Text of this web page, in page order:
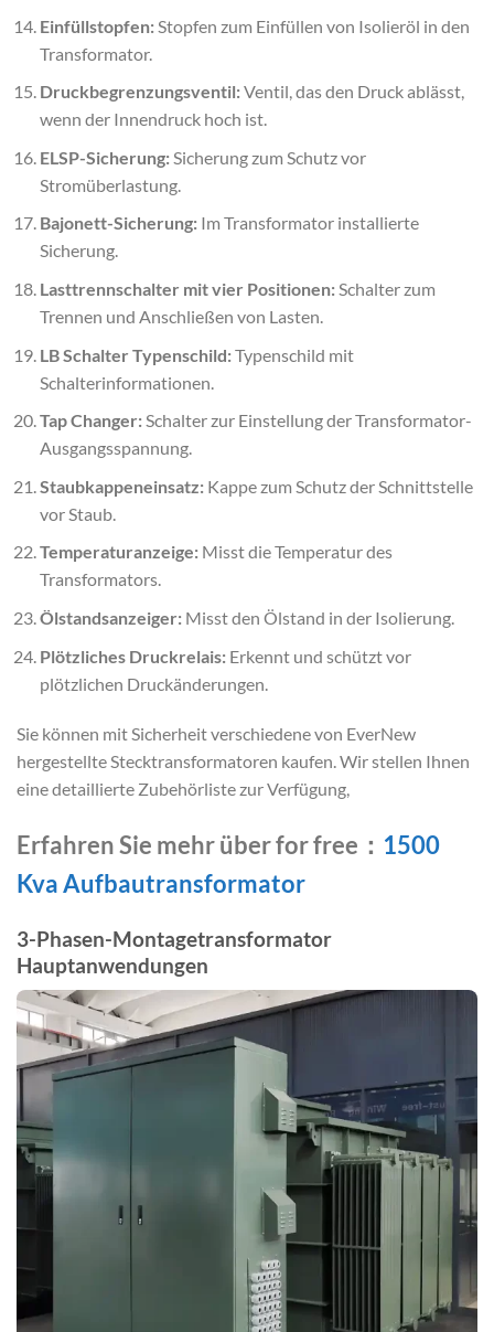
Einfüllstopfen:Stopfen zum Einfüllen von Isolieröl in den
Transformator.
Druckbegrenzungsventil:Ventil, das den Druck ablässt,
wenn der Innendruck hoch ist.
ELSP-Sicherung:Sicherung zum Schutz vor
Stromüberlastung.
Bajonett-Sicherung:Im Transformator installierte
Sicherung.
Lasttrennschalter mit vier Positionen:Schalter zum
Trennen und Anschließen von Lasten.
LB Schalter Typenschild:Typenschild mit
Schalterinformationen.
Tap Changer:Schalter zur Einstellung der Transformator-
Ausgangsspannung.
Staubkappeneinsatz:Kappe zum Schutz der Schnittstelle
vor Staub.
Temperaturanzeige:Misst die Temperatur des
Transformators.
Ölstandsanzeiger:Misst den Ölstand in der Isolierung.
Plötzliches Druckrelais:Erkennt und schützt vor
plötzlichen Druckänderungen.
Sie können mit Sicherheit verschiedene von EverNew
hergestellte Stecktransformatoren kaufen. Wir stellen Ihnen
eine detaillierte Zubehörliste zur Verfügung,
Erfahren Sie mehr über for free ： 1500
Kva Aufbautransformator
3-Phasen-Montagetransformator
Hauptanwendungen